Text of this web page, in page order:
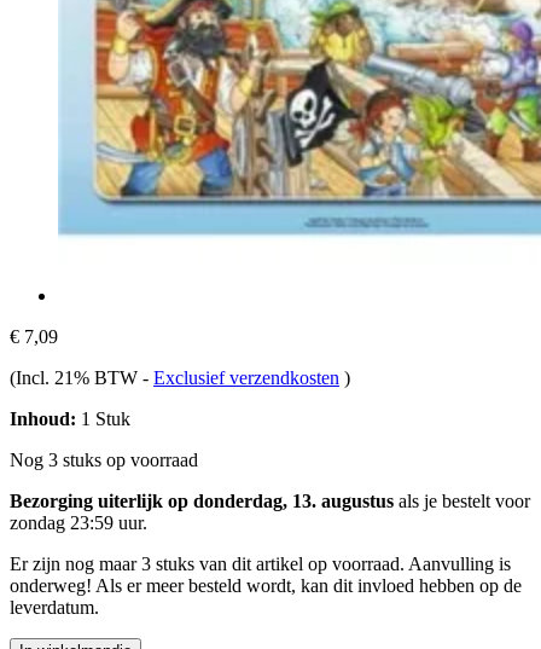
€ 7,09
(Incl. 21% BTW - Exclusief verzendkosten )
Inhoud: 1 Stuk
Nog 3 stuks op voorraad
Bezorging uiterlijk op donderdag, 13. augustus als je bestelt voor
zondag 23:59 uur.
Er zijn nog maar 3 stuks van dit artikel op voorraad. Aanvulling is
onderweg! Als er meer besteld wordt, kan dit invloed hebben op de
leverdatum.